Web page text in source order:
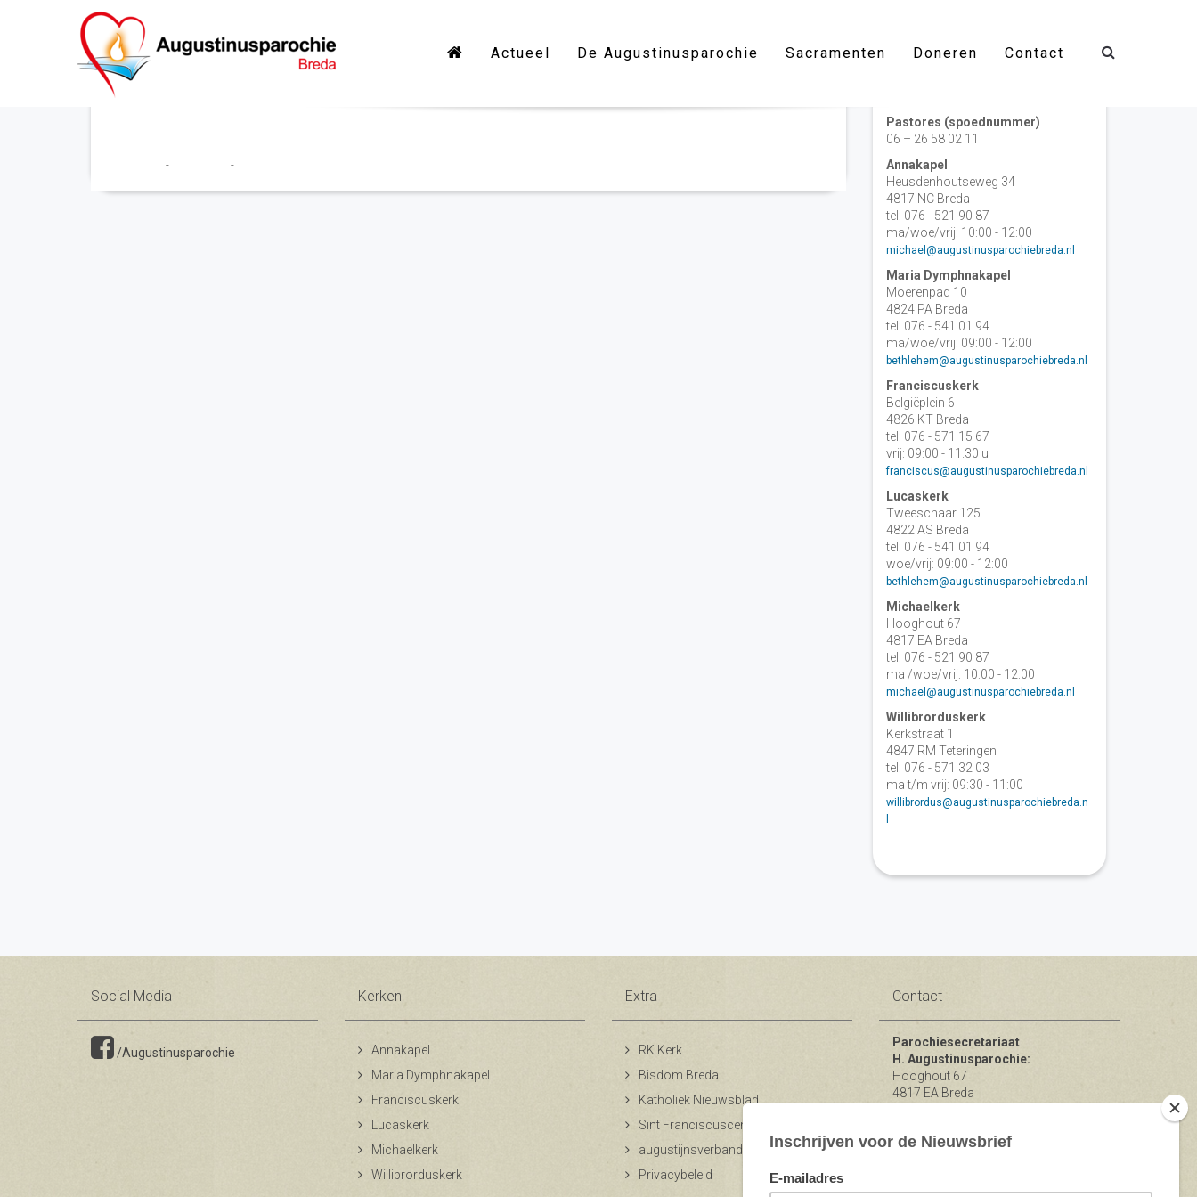
Actueel De Augustinusparochie Sacramenten Doneren Contact
Eucharistieviering
- -
Pastores (spoednummer)
06 – 26 58 02 11
Annakapel
Heusdenhoutseweg 34
4817 NC Breda
tel: 076 - 521 90 87
ma/woe/vrij: 10:00 - 12:00
michael@augustinusparochiebreda.nl
Maria Dymphnakapel
Moerenpad 10
4824 PA Breda
tel: 076 - 541 01 94
ma/woe/vrij: 09:00 - 12:00
bethlehem@augustinusparochiebreda.nl
Franciscuskerk
Belgiëplein 6
4826 KT Breda
tel: 076 - 571 15 67
vrij: 09:00 - 11.30 u
franciscus@augustinusparochiebreda.nl
Lucaskerk
Tweeschaar 125
4822 AS Breda
tel: 076 - 541 01 94
woe/vrij: 09:00 - 12:00
bethlehem@augustinusparochiebreda.nl
Michaelkerk
Hooghout 67
4817 EA Breda
tel: 076 - 521 90 87
ma /woe/vrij: 10:00 - 12:00
michael@augustinusparochiebreda.nl
Willibrorduskerk
Kerkstraat 1
4847 RM Teteringen
tel: 076 - 571 32 03
ma t/m vrij: 09:30 - 11:00
willibrordus@augustinusparochiebreda.n
Social Media
/Augustinusparochie
Kerken
Annakapel
Maria Dymphnakapel
Franciscuskerk
Lucaskerk
Michaelkerk
Willibrorduskerk
Extra
RK Kerk
Bisdom Breda
Katholiek Nieuwsblad
Sint Franciscuscentrum
augustijnsverband.nl
Privacybeleid
Contact
Parochiesecretariaat
H. Augustinusparochie:
Hooghout 67
4817 EA Breda
Bereikbaar op ma-woe-vrijdag van